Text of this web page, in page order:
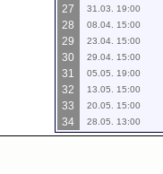
27 31.03. 19:00
28 08.04. 15:00
29 23.04. 15:00
30 29.04. 15:00
31 05.05. 19:00
32 13.05. 15:00
33 20.05. 15:00
34 28.05. 13:00